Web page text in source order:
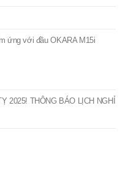
ứng với đầu OKARA M15i
2025! THÔNG BÁO LỊCH NGHỈ